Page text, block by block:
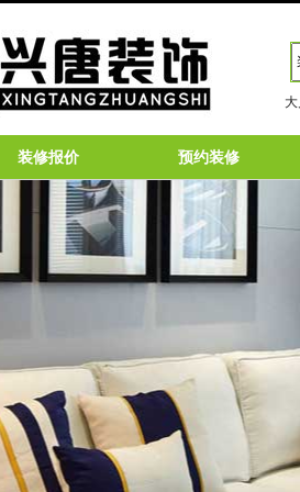
装修报价 预约装修